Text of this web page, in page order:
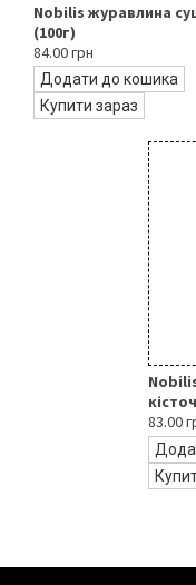
Nobilis журавлина
(100г)
84.00 грн
Додати до кошика
Купити зараз
83.00